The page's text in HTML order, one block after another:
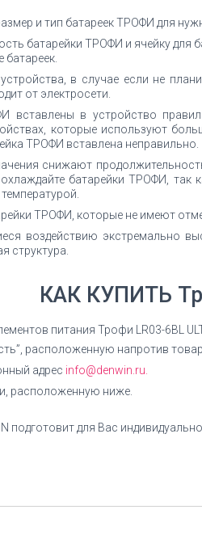
и тип батареек ТРОФИ для
батарейки ТРОФИ и ячейку для
в случае если не
от электросети.
вставлены в устройство
которые используют
ТРОФИ вставлена неправильно.
снижают
батарейки ТРОФИ, так
ТРОФИ, которые не имеют
воздействию экстремально
структура.
КАК КУПИТЬ
питания Трофи LR03-6BL
расположенную напротив
адрес info@denwin.ru.
расположенную ниже.
подготовит для Вас